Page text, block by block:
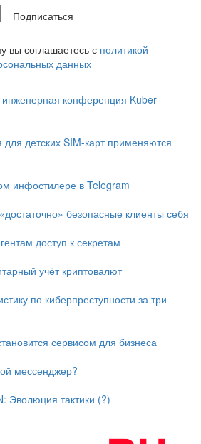
Подписаться
вы соглашаетесь с политикой
данных
конференция Kuber
детских SIM-карт применяются
инфостилере в Telegram
безопасные клиенты себя
доступ к секретам
учёт криптовалют
по киберпреступности за три
сервисом для бизнеса
мессенджер?
Эволюция тактики (?)